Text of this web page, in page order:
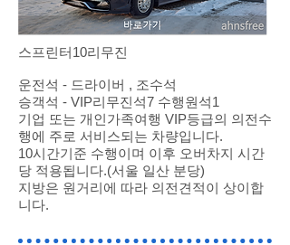
스프린터10리무진
운전석 - 드라이버 , 조수석
승객석 - VIP리무진석7 수행원석1
기업 또는 개인가족여행 VIP등급의 의전수
행에 주로 서비스되는 차량입니다.
10시간기준 수행이며 이후 오버차지 시간
당 적용됩니다.(서울 일산 분당)
지방은 원거리에 따라 의전견적이 상이합
니다.